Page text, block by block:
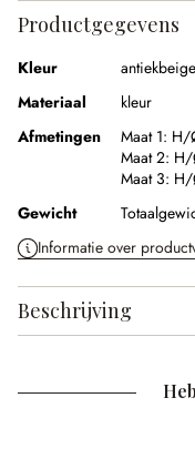
Productgegevens
Kleur
antiekbeige
Materiaal
kleur
Afmetingen
Maat 1: H/
Maat 2: H/
Maat 3:
Gewicht
Informatie over
Beschrijving